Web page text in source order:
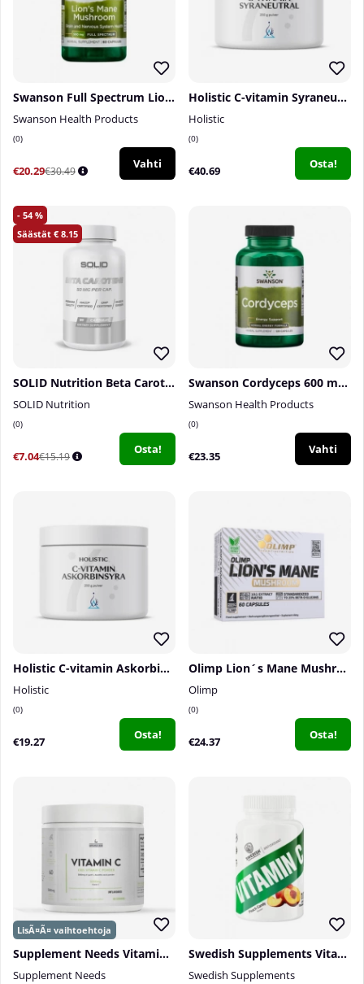
Swanson Full Spectrum Lion's Mane Mushroom, 500 mg, 60 caps
Swanson Health Products
0
€20.29€30.49
Vahti
Holistic C-vitamin Syraneutral, 250 g
Holistic
0
€40.69 Osta!
54
8.15
SOLID Nutrition Beta Carotene, 90 caps
SOLID Nutrition
0
€7.04€15.19
Osta!
Swanson Cordyceps 600 mg, 120 caps
Swanson Health Products
0
€23.35 Vahti
Holistic C-vitamin Askorbinsyra, 250 g
Holistic
0
€19.27 Osta!
Olimp Lion´s Mane Mushroom, 60 caps
Olimp
0
€24.37 Osta!
Supplement Needs Vitamin C, 300 g
Supplement Needs
Swedish Supplements Vitamin C, 100 tabs
Swedish Supplements